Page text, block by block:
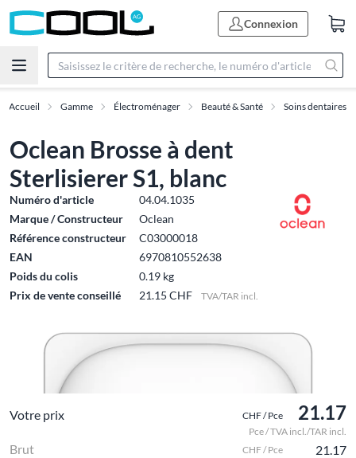
Connexion
Accueil Gamme Électroménager Beauté & Santé Soins dentaires
Oclean Brosse à dent
Sterlisierer S1, blanc
Numéro d'article
04.04.1035
Marque / Constructeur
Oclean
Référence constructeur
C03000018
EAN
6970810552638
Poids du colis
0.19 kg
Prix de vente conseillé
21.15 CHF TVA/TAR incl.
Votre prix CHF / Pce 21.17
Pce / TVA incl./TAR incl.
Brut CHF / Pce 21.17